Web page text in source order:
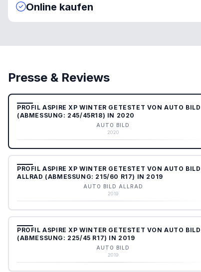
Online kaufen
Presse & Reviews
PROFIL ASPIRE XP WINTER GETESTET VON AUTO BILD
(ABMESSUNG: 245/45R18) IN 2020
AUTO BILD
2020
PROFIL ASPIRE XP WINTER GETESTET VON AUTO BILD
ALLRAD (ABMESSUNG: 215/60 R17) IN 2019
AUTO BILD ALLRAD
2019
PROFIL ASPIRE XP WINTER GETESTET VON AUTO BILD
(ABMESSUNG: 225/45 R17) IN 2019
AUTO BILD
2019